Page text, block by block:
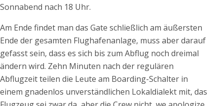
Sonnabend nach 18 Uhr.
Am Ende findet man das Gate schließlich am äußersten
Ende der gesamten Flughafenanlage, muss aber darauf
gefasst sein, dass es sich bis zum Abflug noch dreimal
ändern wird. Zehn Minuten nach der regulären
Abflugzeit teilen die Leute am Boarding-Schalter in
einem gnadenlos unverständlichen Lokaldialekt mit, das